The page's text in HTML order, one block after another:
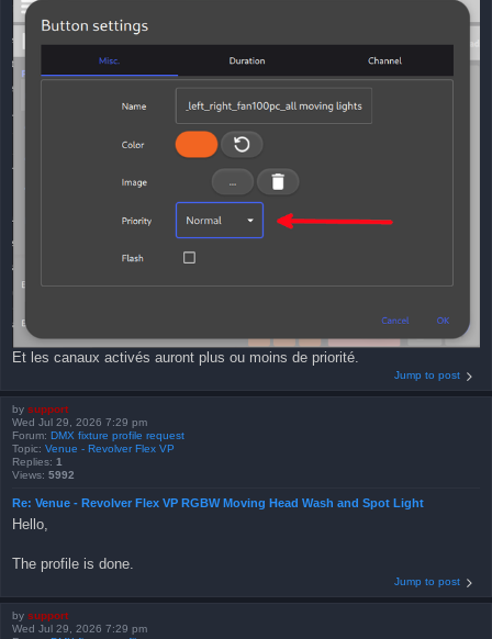
Et les canaux activés auront plus ou moins de priorité.
Jump to post
by support
Wed Jul 29, 2026 7:29 pm
Forum: DMX fixture profile request
Topic: Venue - Revolver Flex VP
Replies: 1
Views: 5992
Re: Venue - Revolver Flex VP RGBW Moving Head Wash and Spot Light
Hello,
The profile is done.
Jump to post
by support
Wed Jul 29, 2026 7:29 pm